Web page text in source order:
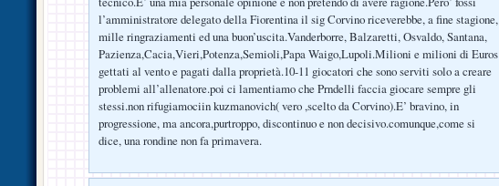
l’amministratore delegato della Fiorentina il sig Corvino riceverebbe, a fine stagione,
mille ringraziamenti ed una buon’uscita.Vanderborre, Balzaretti, Osvaldo, Santana,
Pazienza,Cacia,Vieri,Potenza,Semioli,Papa Waigo,Lupoli.Milioni e milioni di Euros
gettati al vento e pagati dalla proprietà.10-11 giocatori che sono serviti solo a creare
problemi all’allenatore.poi ci lamentiamo che Prndelli faccia giocare sempre gli
stessi.non rifugiamociin kuzmanovich( vero ,scelto da Corvino).E’ bravino, in
progressione, ma ancora,purtroppo, discontinuo e non decisivo.comunque,come si
dice, una rondine non fa primavera.